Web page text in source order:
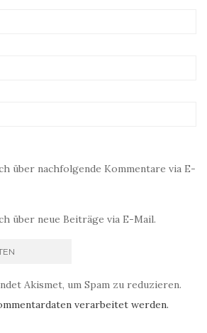
über nachfolgende Kommentare via E-
über neue Beiträge via E-Mail.
Akismet, um Spam zu reduzieren.
verarbeitet werden.